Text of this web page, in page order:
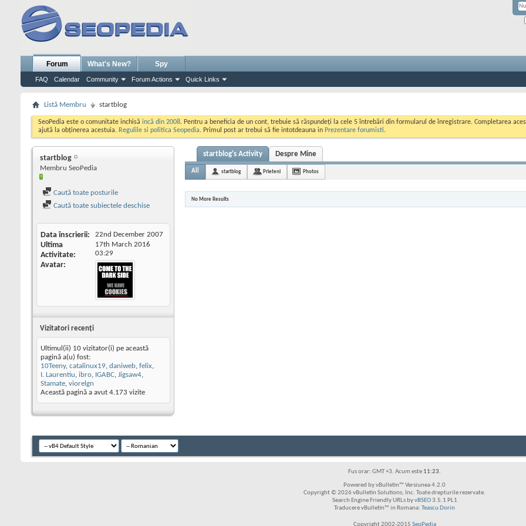
Forum
FAQ Calendar Community Forum Actions Quick Links
What's New? Spy
Listă Membru startblog
SeoPedia este o comunitate inchisă incă din 2008. Pentru a beneficia de un cont, trebuie să răspundeți la cele 5 întrebări din formularul de înregistrare. Completarea
ajută la obținerea acestuia. Regulile si politica Seopedia. Primul post ar trebui să fie intotdeauna in Prezentare forumisti.
startblog
Membru SeoPedia
Caută toate posturile
Caută toate subiectele deschise
Data înscrierii 22nd December 2007
Ultima
Activitate
17th March 2016
03:29
Avatar
Vizitatori recenţi
Ultimul(ii) 10 vizitator(i) pe această
pagină a(u) fost:
10Teeny, catalinux19, daniweb, felix,
I. Laurentiu, ibro, IGABC, Jigsaw4,
Stamate, viorelgn
Această pagină a avut 4.173 vizite
startblog's Activity Despre Mine
All startblog Prieteni Photos
No More Results
Fus orar: GMT +3. Acum este 11:23.
Powered by vBulletin™ Versiunea 4.2.0
Copyright © 2026 vBulletin Solutions, Inc. Toate drepturile rezervate.
Search Engine Friendly URLs byvBSEO3.5.1 PL1
Traducere vBulletin™ in Romana: Teascu Dorin
Copyright 2002-2015 SeoPedia